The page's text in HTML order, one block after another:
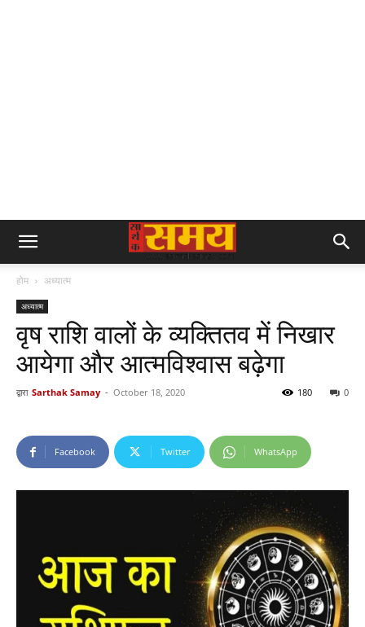
होम अध्यात्म
अध्यात्म
वृष राशि वालों के व्यक्तितव में निखार
आयेगा और आत्मविश्वास बढ़ेगा
द्वारा Sarthak Samay - October 18, 2020 0
180
Facebook Twitter WhatsApp